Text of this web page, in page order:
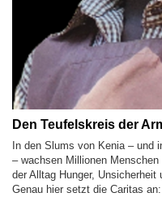
Den Teufelskreis der
In den Slums von Kenia – und
– wachsen Millionen
der Alltag Hunger,
Genau hier setzt die Caritas